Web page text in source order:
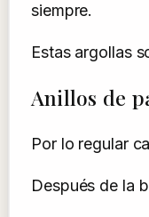
siempre.
Estas argollas
Anillos de
Por lo regular
Después de la